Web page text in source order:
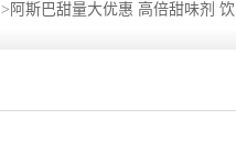
> 阿斯巴甜量大优惠 高倍甜味剂